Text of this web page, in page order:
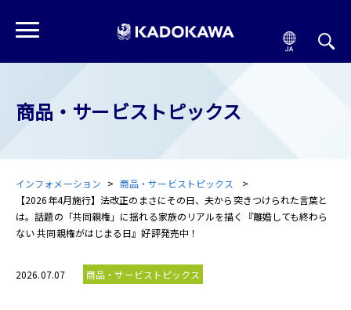
商品・サービストピックス
インフォメーション
商品・サービストピックス
【2026年4月施行】法改正のまさにその日、夫から突きつけられた言葉と
は――。話題の「共同親権」に揺れる家族のリアルを描く『離婚しても終わら
ない 共同親権がはじまる日』好評発売中！
2026.07.07 商品・サービストピックス